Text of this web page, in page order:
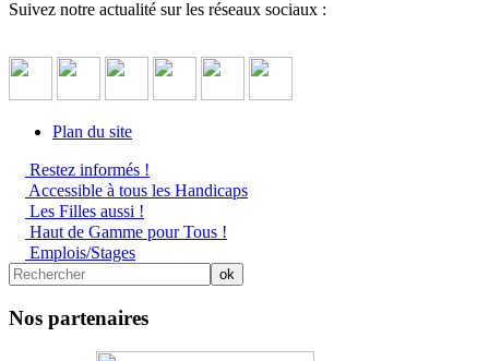
Suivez notre actualité sur les réseaux sociaux :
Plan du site
Restez informés !
Accessible à tous les Handicaps
Les Filles aussi !
Haut de Gamme pour Tous !
Emplois/Stages
Nos partenaires